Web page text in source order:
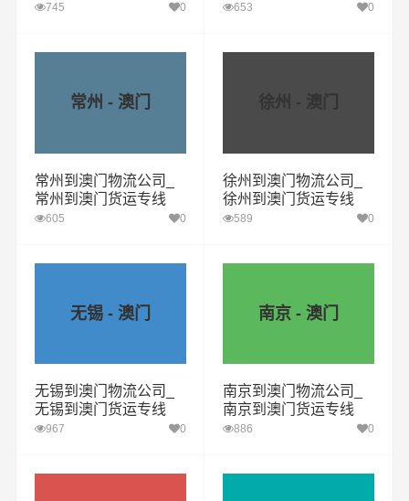
745 0 653 0
常州 - 澳门
常州到澳门物流公司_
常州到澳门货运专线
605 0
徐州 - 澳门
徐州到澳门物流公司_
徐州到澳门货运专线
589 0
无锡 - 澳门
无锡到澳门物流公司_
无锡到澳门货运专线
967 0
南京 - 澳门
南京到澳门物流公司_
南京到澳门货运专线
886 0